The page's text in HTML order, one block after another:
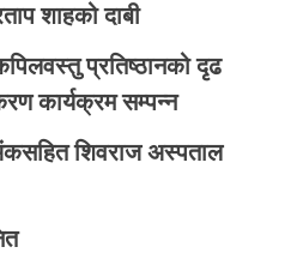
शाहको दाबी
प्रतिष्ठानको दृढ
कार्यक्रम सम्पन्न
शिवराज अस्पताल